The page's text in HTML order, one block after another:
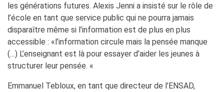
les générations futures. Alexis Jenni a insisté sur le rôle de
l’école en tant que service public qui ne pourra jamais
disparaître même si l’information est de plus en plus
accessible : «l’information circule mais la pensée manque
(…) L’enseignant est là pour essayer d’aider les jeunes à
structurer leur pensée. «
Emmanuel Tebloux, en tant que directeur de l’ENSAD,